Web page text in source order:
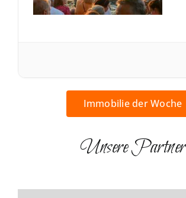
Immobilie der Woche
Unsere Partner